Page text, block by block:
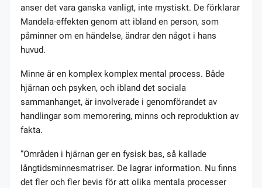
anser det vara ganska vanligt, inte mystiskt. De förklarar
Mandela-effekten genom att ibland en person, som
påminner om en händelse, ändrar den något i hans
huvud.
Minne är en komplex komplex mental process. Både
hjärnan och psyken, och ibland det sociala
sammanhanget, är involverade i genomförandet av
handlingar som memorering, minns och reproduktion av
fakta.
”Områden i hjärnan ger en fysisk bas, så kallade
långtidsminnesmatriser. De lagrar information. Nu finns
det fler och fler bevis för att olika mentala processer